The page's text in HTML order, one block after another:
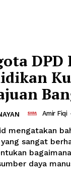
DPD
Amir Fiqi
mengatakan
sangat
daya